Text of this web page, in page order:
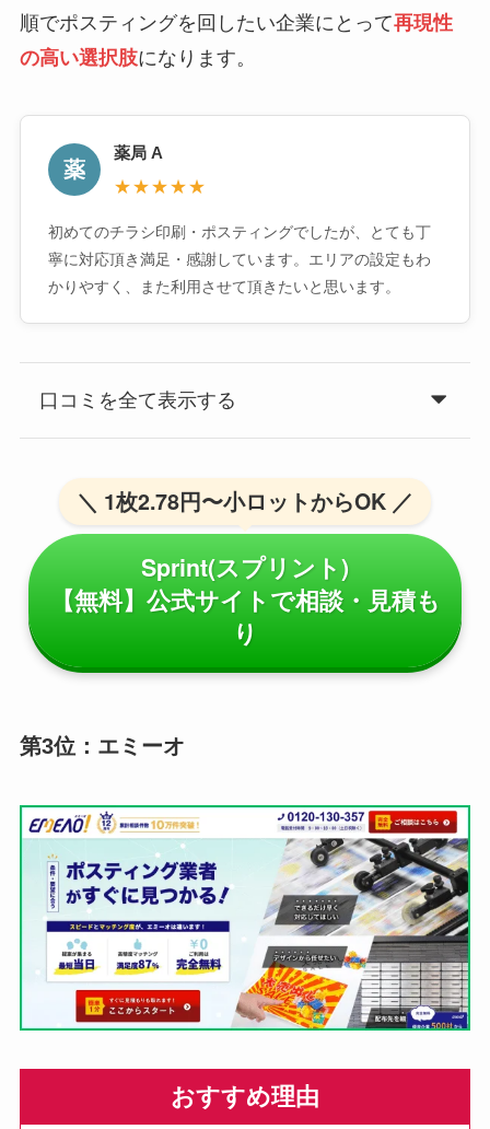
順でポスティングを回したい企業にとって再現性
の高い選択肢になります。
薬
薬局 A
★★★★★
初めてのチラシ印刷・ポスティングでしたが、とても丁
寧に対応頂き満足・感謝しています。エリアの設定もわ
かりやすく、また利用させて頂きたいと思います。
口コミを全て表示する
＼ 1枚2.78円〜小ロットからOK ／
Sprint(スプリント)
【無料】公式サイトで相談・見積も
り
第3位：エミーオ
おすすめ理由